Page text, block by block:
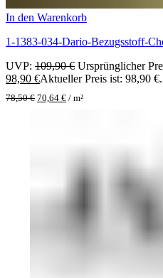
In den Warenkorb
1-1383-034-Dario-Bezugsstoff-
UVP: 109,90€ Ursprünglicher
98,90 €Aktueller Preis ist: 98,90 €.
78,50€ 70,64 € / m²